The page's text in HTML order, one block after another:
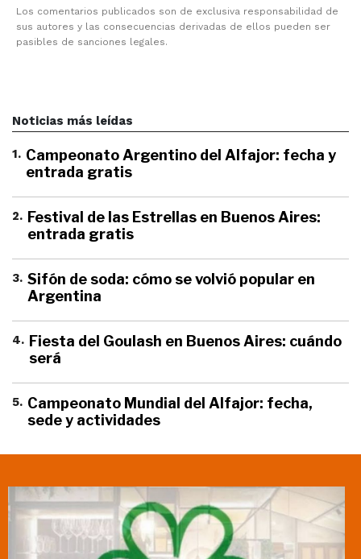
Los comentarios publicados son de exclusiva responsabilidad de
sus autores y las consecuencias derivadas de ellos pueden ser
pasibles de sanciones legales.
Noticias más leídas
1. Campeonato Argentino del Alfajor: fecha y
entrada gratis
2. Festival de las Estrellas en Buenos Aires:
entrada gratis
3. Sifón de soda: cómo se volvió popular en
Argentina
4. Fiesta del Goulash en Buenos Aires: cuándo
será
5. Campeonato Mundial del Alfajor: fecha,
sede y actividades